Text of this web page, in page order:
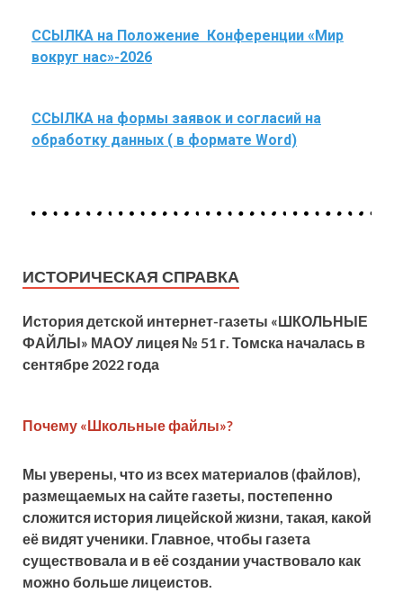
ССЫЛКА на Положение Конференции «Мир
вокруг нас»-2026
ССЫЛКА на формы заявок и согласий на
обработку данных ( в формате Word)
ИСТОРИЧЕСКАЯ СПРАВКА
История детской интернет-газеты «ШКОЛЬНЫЕ
ФАЙЛЫ» МАОУ лицея № 51 г. Томска началась в
сентябре 2022 года
Почему «Школьные файлы»?
Мы уверены, что из всех материалов (файлов),
размещаемых на сайте газеты, постепенно
сложится история лицейской жизни, такая, какой
её видят ученики. Главное, чтобы газета
существовала и в её создании участвовало как
можно больше лицеистов.